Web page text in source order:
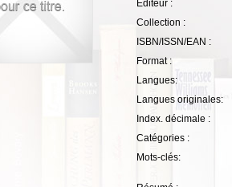
Editeur :
Collection :
ISBN/ISSN/EAN :
Format :
Langues:
Langues originales:
Index. décimale :
Catégories :
Mots-clés: